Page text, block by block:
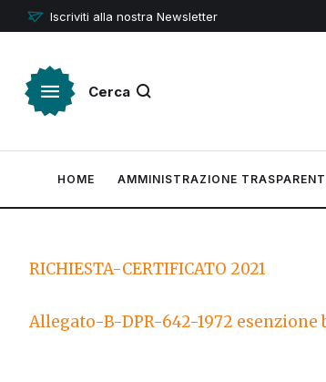
Iscriviti alla nostra Newsletter
Cerca
HOME AMMINISTRAZIONE
RICHIESTA-CERTIFICATO 2021
Allegato-B-DPR-642-1972 esenzione